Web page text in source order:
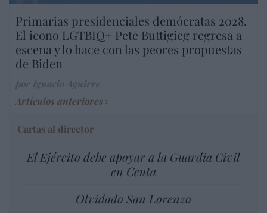
Primarias presidenciales demócratas 2028.
El icono LGTBIQ+ Pete Buttigieg regresa a
escena y lo hace con las peores propuestas
de Biden
Artículos anteriores
Cartas al director
El Ejército debe apoyar a la Guardia Civil
en Ceuta
Olvidado San Lorenzo